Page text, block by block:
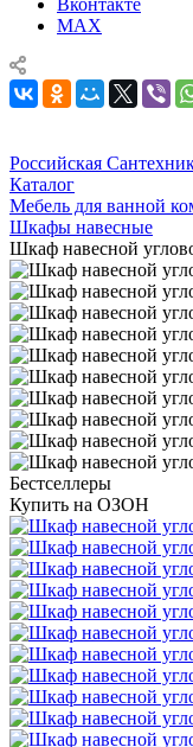
Вконтакте
MAX
Российская
Каталог
Мебель для ванной
Шкафы навесные
Шкаф навесной
Бестселлеры
Купить на ОЗОН